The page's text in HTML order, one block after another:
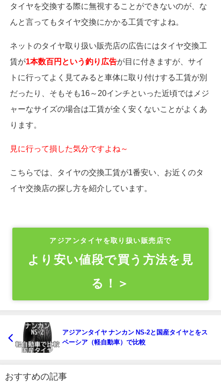
タイヤを交換する際に無視することができないのが、な
んと言ってもタイヤ交換にかかる工賃ですよね。
ネットのタイヤ取り扱い販売店の広告にはタイヤ交換工
賃が1本数百円という釣り広告が目に付きますが、サイ
トに行ってよく見てみると車体に取り付けする工賃が別
だったり、そもそも16～20インチといった近頃ではメジ
ャーなサイズの場合は工賃が全く安くないことがよくあ
ります。
見に行って損した気分ですよね～
こちらでは、タイヤの交換工賃が1番安い、お近くのタ
イヤ交換店の探し方を紹介しています。
アジアンタイヤを取り扱い販売店で
より安い値段で買う方法を見
る！＞
アジアンタイヤ ナンカン NS-2と国産タイヤとをス
ペーシア（軽自動車）で比較
おすすめの記事